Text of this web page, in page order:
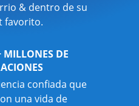
& dentro de su
favorito.
DE
confiada que
una vida de